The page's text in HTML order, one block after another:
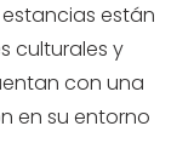
están
culturales y
con una
en su entorno